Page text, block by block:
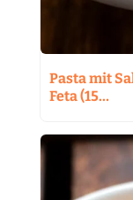
Pasta mit
Feta (15…